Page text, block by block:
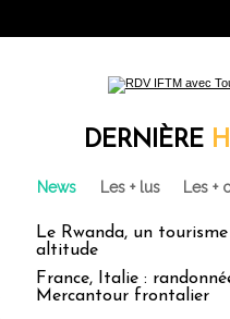
DERNIÈRE
News Les + lus Les +
Le Rwanda, un
altitude
France, Italie :
Mercantour frontalier